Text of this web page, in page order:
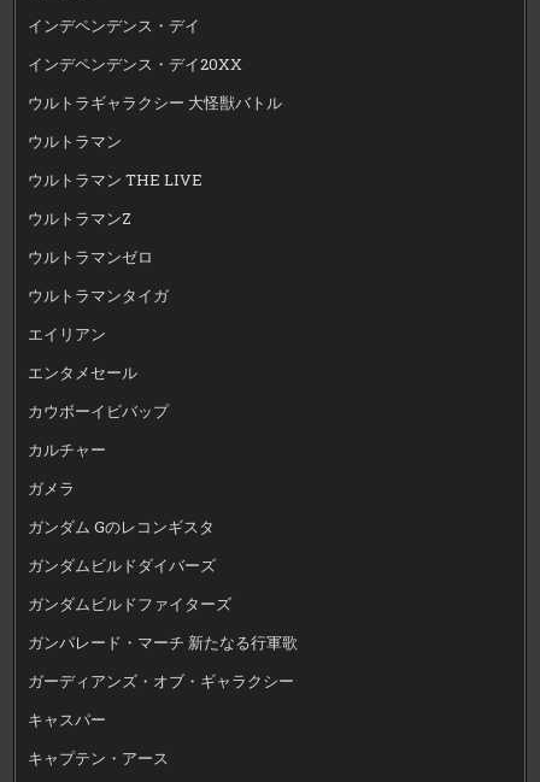
インデペンデンス・デイ
インデペンデンス・デイ20XX
ウルトラギャラクシー 大怪獣バトル
ウルトラマン
ウルトラマン THE LIVE
ウルトラマンZ
ウルトラマンゼロ
ウルトラマンタイガ
エイリアン
エンタメセール
カウボーイビバップ
カルチャー
ガメラ
ガンダム Gのレコンギスタ
ガンダムビルドダイバーズ
ガンダムビルドファイターズ
ガンパレード・マーチ 新たなる行軍歌
ガーディアンズ・オブ・ギャラクシー
キャスパー
キャプテン・アース